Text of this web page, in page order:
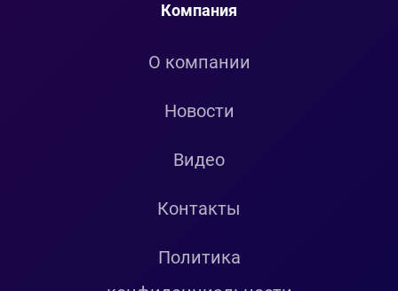
Компания
О компании
Новости
Видео
Контакты
Политика